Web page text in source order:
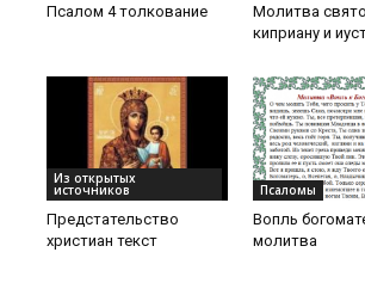
Псалом 4 толкование
Молитва
киприану и
Из открытых
источников
Предстательство
христиан текст
Псаломы
Вопль
молитва